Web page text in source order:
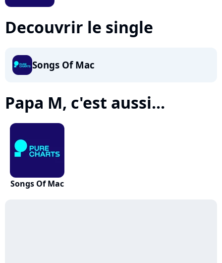
Decouvrir le single
Songs Of Mac
Papa M, c'est aussi...
Songs Of Mac